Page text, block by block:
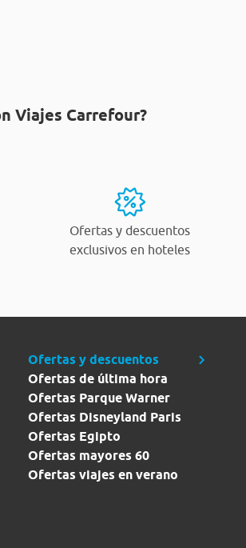
Viajes Carrefour?
Ofertas y descuentos
exclusivos en hoteles
Ofertas y descuentos
Ofertas de última hora
Ofertas Parque Warner
Ofertas Disneyland Paris
Ofertas Egipto
Ofertas mayores 60
Ofertas viajes en verano